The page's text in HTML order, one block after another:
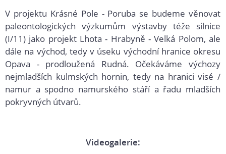
V projektu Krásné Pole - Poruba se budeme věnovat
paleontologických výzkumům výstavby téže silnice
(I/11) jako projekt Lhota - Hrabyně - Velká Polom, ale
dále na východ, tedy v úseku východní hranice okresu
Opava - prodloužená Rudná. Očekáváme výchozy
nejmladších kulmských hornin, tedy na hranici visé /
namur a spodno namurského stáří a řadu mladších
pokryvných útvarů.
Videogalerie: